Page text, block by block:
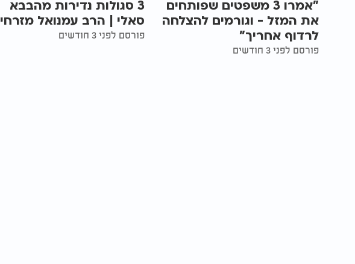
"אמרו 3 משפטים שפותחים
את המזל - וגורמים להצלחה
לרדוף אחריך"
פורסם לפני 3 חודשים
3 סגולות נדירות מהבבא
סאלי | הרב עמנואל מזרחי
פורסם לפני 3 חודשים